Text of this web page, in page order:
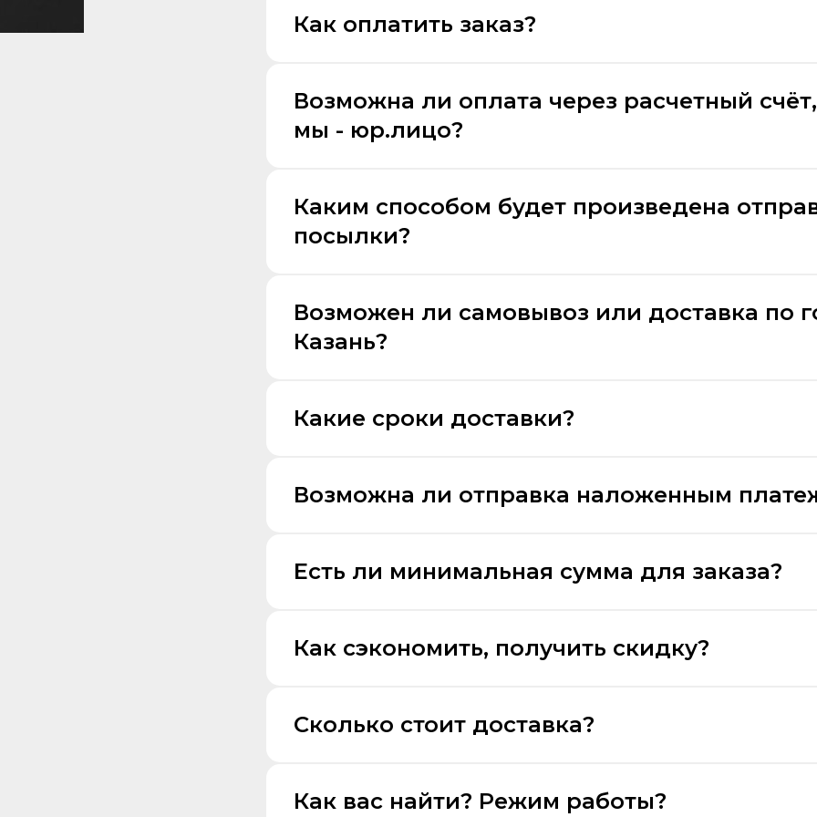
Как оплатить заказ?
Возможна ли оплата через расчетный
мы - юр.лицо?
Каким способом будет произведена
посылки?
Возможен ли самовывоз или доставка по
Казань?
Какие сроки доставки?
Возможна ли отправка наложенным
Есть ли минимальная сумма для заказа?
Как сэкономить, получить скидку?
Сколько стоит доставка?
Как вас найти? Режим работы?